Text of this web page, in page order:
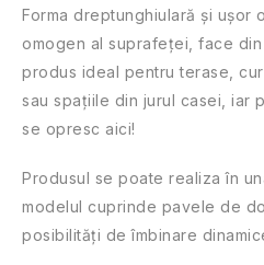
Forma dreptunghiulară și ușor
omogen al suprafeței, face din
produs ideal pentru terase,
sau spațiile din jurul casei, iar
se opresc aici!
Produsul se poate realiza în
modelul cuprinde pavele de
posibilități de îmbinare